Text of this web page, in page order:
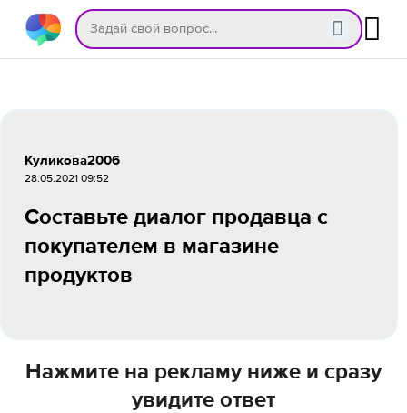
Куликова2006
28.05.2021 09:52
Составьте диалог продавца с
покупателем в магазине
продуктов
Нажмите на рекламу ниже и сразу
увидите ответ